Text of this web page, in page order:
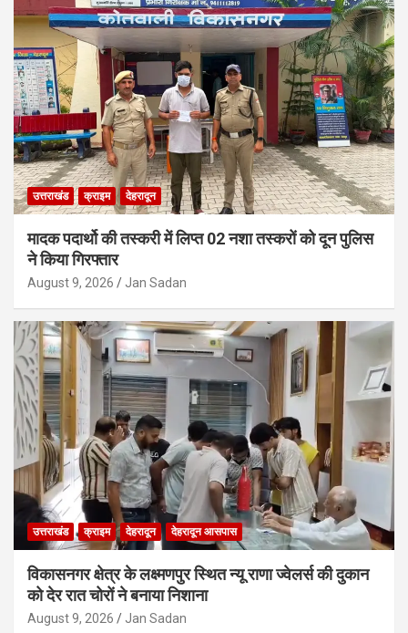
उत्तराखंड क्राइम देहरादून
मादक पदार्थो की तस्करी में लिप्त 02 नशा तस्करों को दून पुलिस
ने किया गिरफ्तार
August 9, 2026 Jan Sadan
उत्तराखंड क्राइम देहरादून देहरादून आसपास
विकासनगर क्षेत्र के लक्ष्मणपुर स्थित न्यू राणा ज्वेलर्स की दुकान
को देर रात चोरों ने बनाया निशाना
August 9, 2026 Jan Sadan